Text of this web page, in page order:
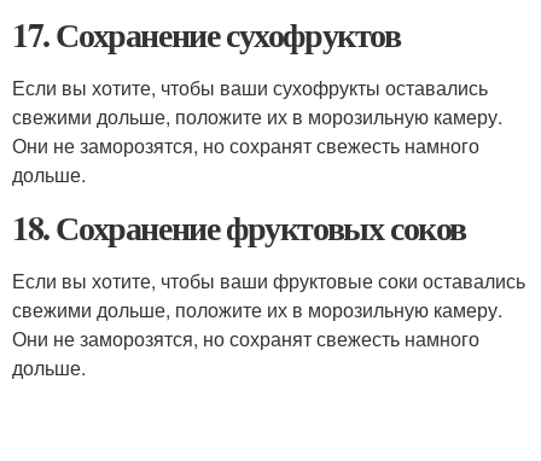
17. Сохранение сухофруктов
Если вы хотите, чтобы ваши сухофрукты оставались
свежими дольше, положите их в морозильную камеру.
Они не заморозятся, но сохранят свежесть намного
дольше.
18. Сохранение фруктовых соков
Если вы хотите, чтобы ваши фруктовые соки оставались
свежими дольше, положите их в морозильную камеру.
Они не заморозятся, но сохранят свежесть намного
дольше.